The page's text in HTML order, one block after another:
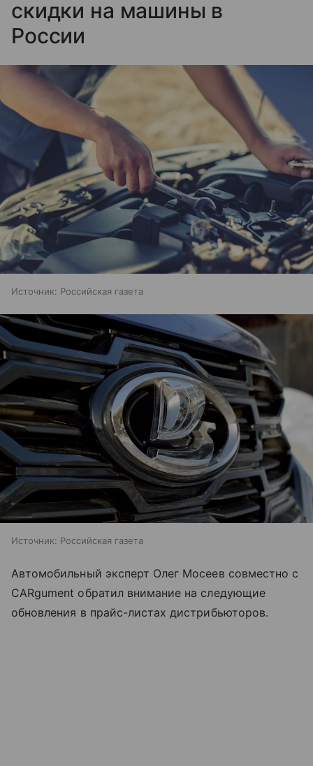
скидки на машины в
России
Источник: Российская газета
Источник: Российская газета
Автомобильный эксперт Олег Мосеев совместно с
CARgument обратил внимание на следующие
обновления в прайс-листах дистрибьюторов.